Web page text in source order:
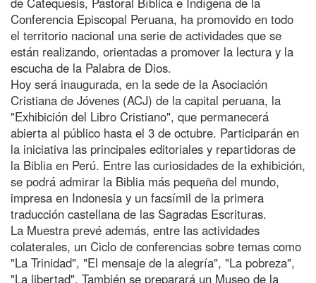
Conferencia Episcopal Peruana, ha promovido en todo
el territorio nacional una serie de actividades que se
están realizando, orientadas a promover la lectura y la
escucha de la Palabra de Dios.
Hoy será inaugurada, en la sede de la Asociación
Cristiana de Jóvenes (ACJ) de la capital peruana, la
"Exhibición del Libro Cristiano", que permanecerá
abierta al público hasta el 3 de octubre. Participarán en
la iniciativa las principales editoriales y repartidoras de
la Biblia en Perú. Entre las curiosidades de la exhibición,
se podrá admirar la Biblia más pequeña del mundo,
impresa en Indonesia y un facsímil de la primera
traducción castellana de las Sagradas Escrituras.
La Muestra prevé además, entre las actividades
colaterales, un Ciclo de conferencias sobre temas como
"La Trinidad", "El mensaje de la alegría", "La pobreza",
"La libertad". También se preparará un Museo de la